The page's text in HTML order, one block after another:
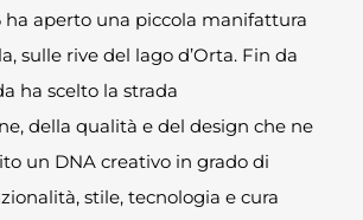
ha aperto una piccola manifattura
sulle rive del lago d’Orta. Fin da
ha scelto la strada
della qualità e del design che ne
un DNA creativo in grado di
stile, tecnologia e cura